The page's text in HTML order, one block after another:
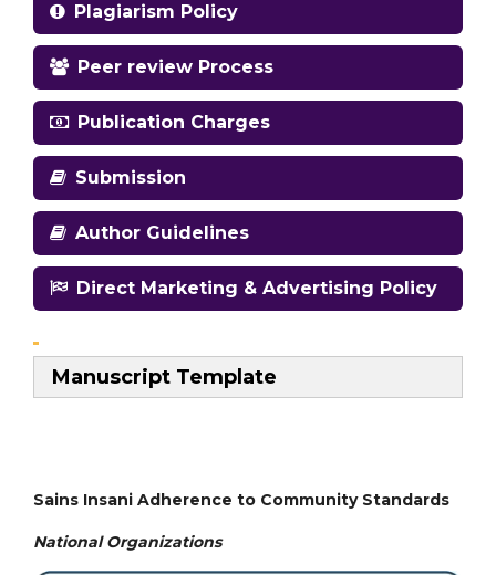
Plagiarism Policy
Peer review Process
Publication Charges
Submission
Author Guidelines
Direct Marketing & Advertising Policy
Manuscript Template
Sains Insani Adherence to Community Standards
National Organizations